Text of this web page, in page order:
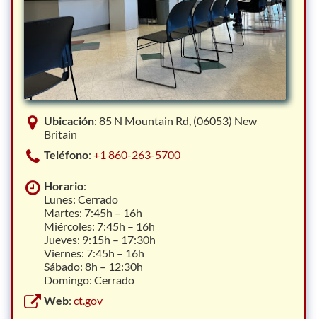
Ubicación: 85 N Mountain Rd, (06053) New
Britain
Teléfono: +1 860-263-5700
Horario:
Lunes: Cerrado
Martes: 7:45h – 16h
Miércoles: 7:45h – 16h
Jueves: 9:15h – 17:30h
Viernes: 7:45h – 16h
Sábado: 8h – 12:30h
Domingo: Cerrado
Web: ct.gov